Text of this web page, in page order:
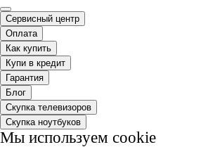
Сервисный центр
Оплата
Как купить
Купи в кредит
Гарантия
Блог
Скупка телевизоров
Скупка ноутбуков
Мы используем cookie